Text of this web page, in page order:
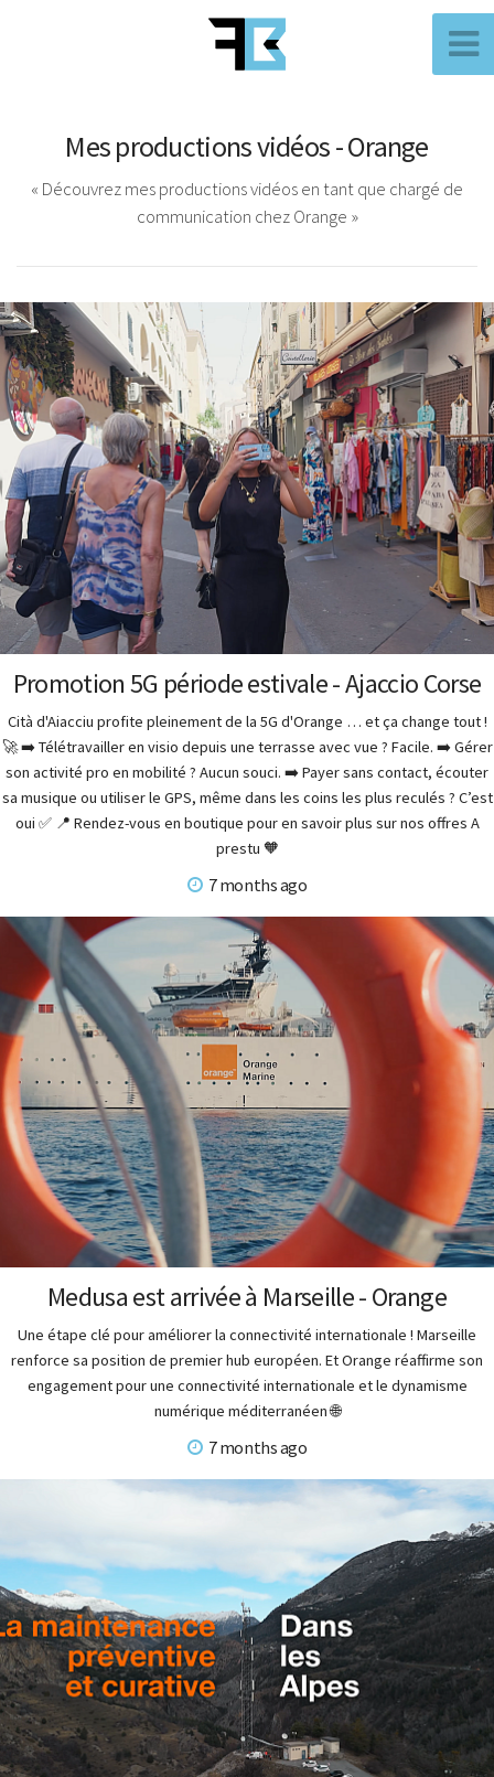
Mes productions vidéos - Orange
« Découvrez mes productions vidéos en tant que chargé de
communication chez Orange »
Promotion 5G période estivale - Ajaccio Corse
Cità d'Aiacciu profite pleinement de la 5G d'Orange … et ça change tout !
🚀 ➡️ Télétravailler en visio depuis une terrasse avec vue ? Facile. ➡️ Gérer
son activité pro en mobilité ? Aucun souci. ➡️ Payer sans contact, écouter
sa musique ou utiliser le GPS, même dans les coins les plus reculés ? C’est
oui ✅ 📍 Rendez-vous en boutique pour en savoir plus sur nos offres A
prestu 🧡
7 months ago
Medusa est arrivée à Marseille - Orange
Une étape clé pour améliorer la connectivité internationale ! Marseille
renforce sa position de premier hub européen. Et Orange réaffirme son
engagement pour une connectivité internationale et le dynamisme
numérique méditerranéen 🌐
7 months ago